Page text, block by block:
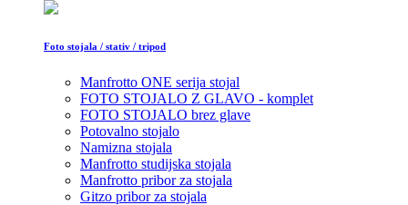
Foto stojala / stativ / tripod
Manfrotto ONE serija stojal
FOTO STOJALO Z GLAVO - komplet
FOTO STOJALO brez glave
Potovalno stojalo
Namizna stojala
Manfrotto studijska stojala
Manfrotto pribor za stojala
Gitzo pribor za stojala